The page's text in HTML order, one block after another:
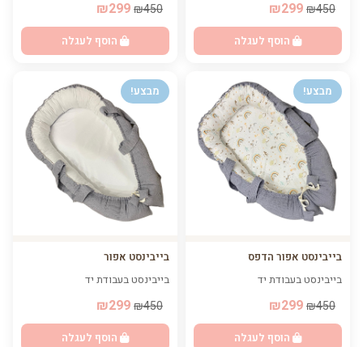
₪450
הוסף לעגלה
₪450
הוסף לעגלה
מבצע!
בייבינסט אפור הדפס
בייבינסט בעבודת יד
₪450
הוסף לעגלה
מבצע!
בייבינסט אפור
בייבינסט בעבודת יד
₪450
הוסף לעגלה